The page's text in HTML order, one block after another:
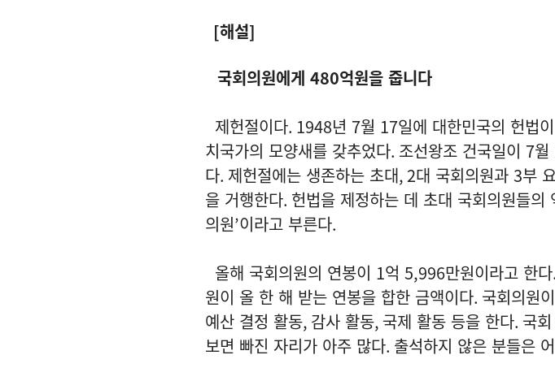
[해설]
국회의원에게 480억원을 줍니다
제헌절이다. 1948년 7월 17일에 대한민국의 헌법
치국가의 모양새를 갖추었다. 조선왕조 건국일이 7월
다. 제헌절에는 생존하는 초대, 2대 국회의원과 3부
을 거행한다. 헌법을 제정하는 데 초대 국회의원들의
의원’이라고 부른다.
올해 국회의원의 연봉이 1억 5,996만원이라고 한다.
원이 올 한 해 받는 연봉을 합한 금액이다. 국회의원
예산 결정 활동, 감사 활동, 국제 활동 등을 한다. 국
보면 빠진 자리가 아주 많다. 출석하지 않은 분들은